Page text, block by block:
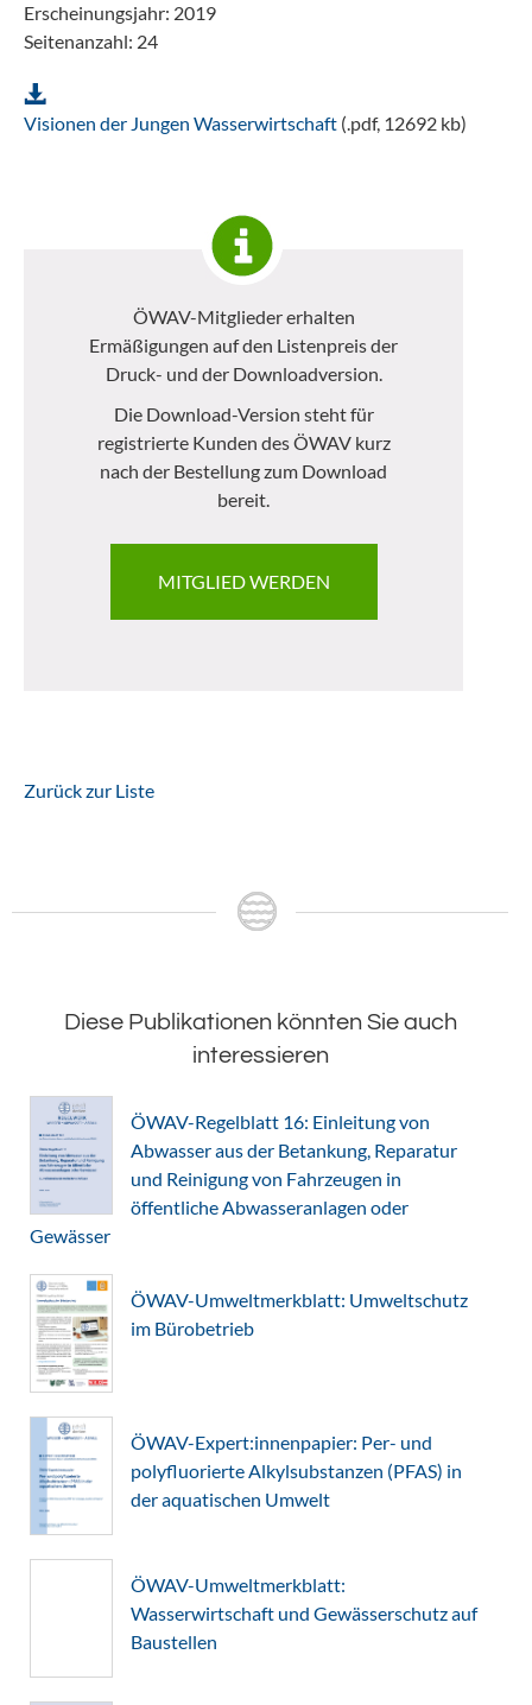
Erscheinungsjahr: 2019
Seitenanzahl: 24
Visionen der Jungen Wasserwirtschaft (.pdf, 12692 kb)
ÖWAV-Mitglieder erhalten
Ermäßigungen auf den Listenpreis der
Druck- und der Downloadversion.
Die Download-Version steht für
registrierte Kunden des ÖWAV kurz
nach der Bestellung zum Download
bereit.
MITGLIED WERDEN
Zurück zur Liste
Diese Publikationen könnten Sie auch
interessieren
ÖWAV-Regelblatt 16: Einleitung von
Abwasser aus der Betankung, Reparatur
und Reinigung von Fahrzeugen in
öffentliche Abwasseranlagen oder
Gewässer
ÖWAV-Umweltmerkblatt: Umweltschutz
im Bürobetrieb
ÖWAV-Expert:innenpapier: Per- und
polyfluorierte Alkylsubstanzen (PFAS) in
der aquatischen Umwelt
ÖWAV-Umweltmerkblatt:
Wasserwirtschaft und Gewässerschutz auf
Baustellen